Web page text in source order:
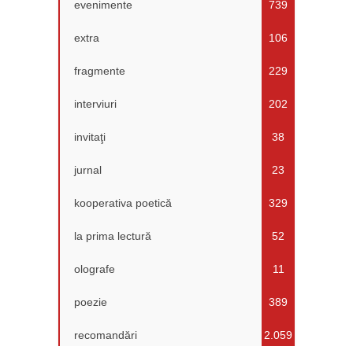
evenimente 739
extra 106
fragmente 229
interviuri 202
invitaţi 38
jurnal 23
kooperativa poetică 329
la prima lectură 52
olografe 11
poezie 389
recomandări 2.059